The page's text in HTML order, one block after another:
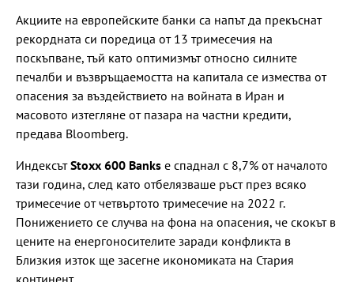
Акциите на европейските банки са напът да прекъснат
рекордната си поредица от 13 тримесечия на
поскъпване, тъй като оптимизмът относно силните
печалби и възвръщаемостта на капитала се измества от
опасения за въздействието на войната в Иран и
масовото изтегляне от пазара на частни кредити,
предава Bloomberg.
ИндексътStoxx 600 Banks е спаднал с 8,7% от началото
тази година, след като отбелязваше ръст през всяко
тримесечие от четвъртото тримесечие на 2022 г.
Понижението се случва на фона на опасения, че скокът в
цените на енергоносителите заради конфликта в
Близкия изток ще засегне икономиката на Стария
континент.